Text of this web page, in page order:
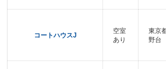
コートハウスJ
空室
あり
東京
野台